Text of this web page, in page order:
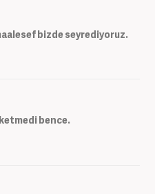
bizde seyrediyoruz.
bence.